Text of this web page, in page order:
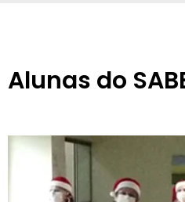
Alunas do